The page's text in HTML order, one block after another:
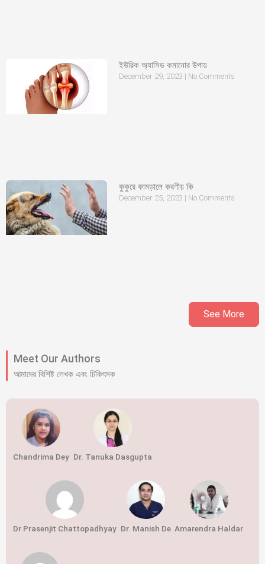
ইউরিক অ্যাসিড কমানোর উপায়
December 29, 2023 No Comments
কুকুরে কামড়ালে করণীয় কি
December 25, 2023 No Comments
See More
Meet Our Authors
আমাদের বিশিষ্ট লেখক এবং চিকিৎসক
Chandrima Dey Dr. Tanuka Dasgupta
Dr Prasenjit Chattopadhyay Dr. Manish De Amarendra Haldar